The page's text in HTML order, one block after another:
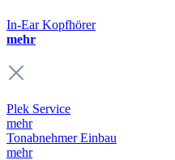
In-Ear Kopfhörer
mehr
Plek Service
mehr
Tonabnehmer Einbau
mehr